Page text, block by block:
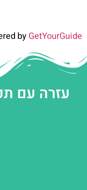
byGetYourGuide
עזרה עם